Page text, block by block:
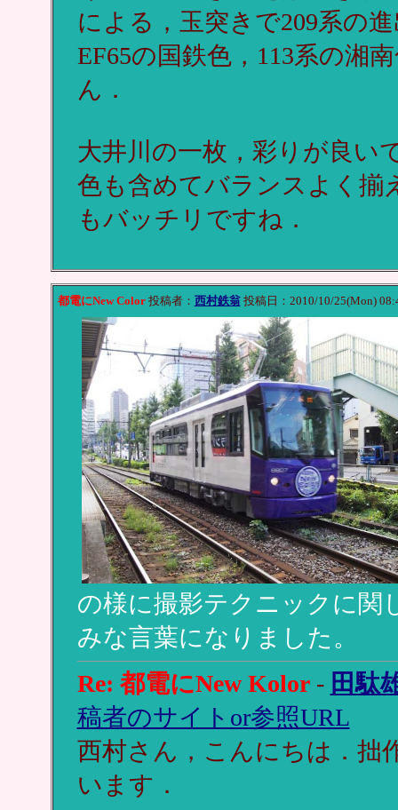
による，玉突きで209系の
EF65の国鉄色，113系の湘
ん．
大井川の一枚，彩りが良い
色も含めてバランスよく揃
もバッチリですね．
都電にNew Color投稿者： 西村鉄翁投稿日：2010/10/25(Mon)
の様に撮影テクニックに関
みな言葉になりました。
Re: 都電にNew Kolor- 田駄
稿者のサイトor参照URL
西村さん，こんにちは．拙
います．